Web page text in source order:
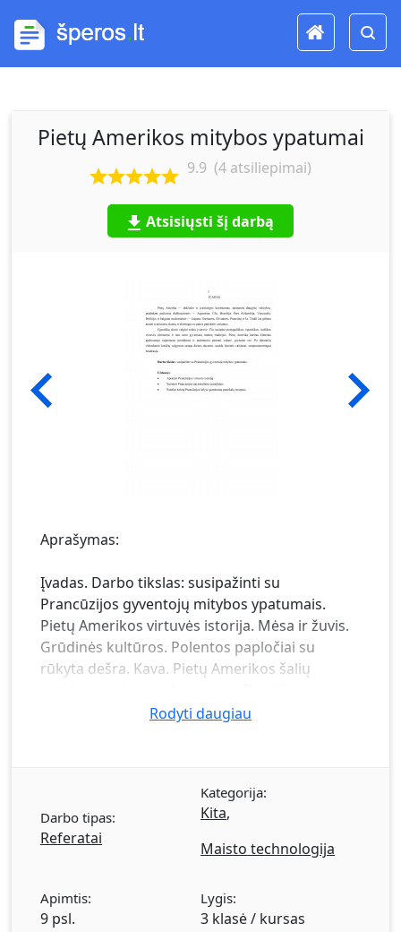
Pietų Amerikos mitybos ypatumai
9.9 (4 atsiliepimai)
Atsisiųsti šį darbą
Aprašymas:
Įvadas. Darbo tikslas: susipažinti su
Prancūzijos gyventojų mitybos ypatumais.
Pietų Amerikos virtuvės istorija. Mėsa ir žuvis.
Grūdinės kultūros. Polentos papločiai su
rūkyta dešra. Kava. Pietų Amerikos šalių
Venesuela. Išvados.Rodyti daugiau
Darbo tipas:
Referatai
Kategorija:
Kita,
Maisto technologija
Apimtis:
9 psl.
Lygis:
3 klasė / kursas